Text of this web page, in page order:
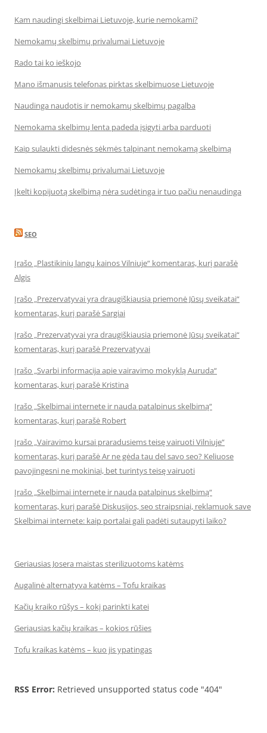
Kam naudingi skelbimai Lietuvoje, kurie nemokami?
Nemokamų skelbimų privalumai Lietuvoje
Rado tai ko ieškojo
Mano išmanusis telefonas pirktas skelbimuose Lietuvoje
Naudinga naudotis ir nemokamų skelbimų pagalba
Nemokama skelbimų lenta padeda įsigyti arba parduoti
Kaip sulaukti didesnės sėkmės talpinant nemokamą skelbimą
Nemokamų skelbimų privalumai Lietuvoje
Įkelti kopijuotą skelbimą nėra sudėtinga ir tuo pačiu nenaudinga
SEO
Įrašo „Plastikinių langų kainos Vilniuje“ komentaras, kurį parašė
Algis
Įrašo „Prezervatyvai yra draugiškiausia priemonė Jūsų sveikatai“
komentaras, kurį parašė Sargiai
Įrašo „Prezervatyvai yra draugiškiausia priemonė Jūsų sveikatai“
komentaras, kurį parašė Prezervatyvai
Įrašo „Svarbi informacija apie vairavimo mokyklą Auruda“
komentaras, kurį parašė Kristina
Įrašo „Skelbimai internete ir nauda patalpinus skelbimą“
komentaras, kurį parašė Robert
Įrašo „Vairavimo kursai praradusiems teisę vairuoti Vilniuje“
komentaras, kurį parašė Ar ne gėda tau del savo seo? Keliuose
pavojingesni ne mokiniai, bet turintys teisę vairuoti
Įrašo „Skelbimai internete ir nauda patalpinus skelbimą“
komentaras, kurį parašė Diskusijos, seo straipsniai, reklamuok save
Skelbimai internete: kaip portalai gali padėti sutaupyti laiko?
Geriausias Josera maistas sterilizuotoms katėms
Augalinė alternatyva katėms – Tofu kraikas
Kačių kraiko rūšys – kokį parinkti katei
Geriausias kačių kraikas – kokios rūšies
Tofu kraikas katėms – kuo jis ypatingas
RSS Error: Retrieved unsupported status code "404"